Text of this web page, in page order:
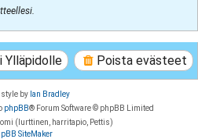
Poista evästeet
Ylläpidolle
style by Ian Bradley
phpBB® Forum Software © phpBB Limited
(lurttinen, harritapio, Pettis)
SiteMaker